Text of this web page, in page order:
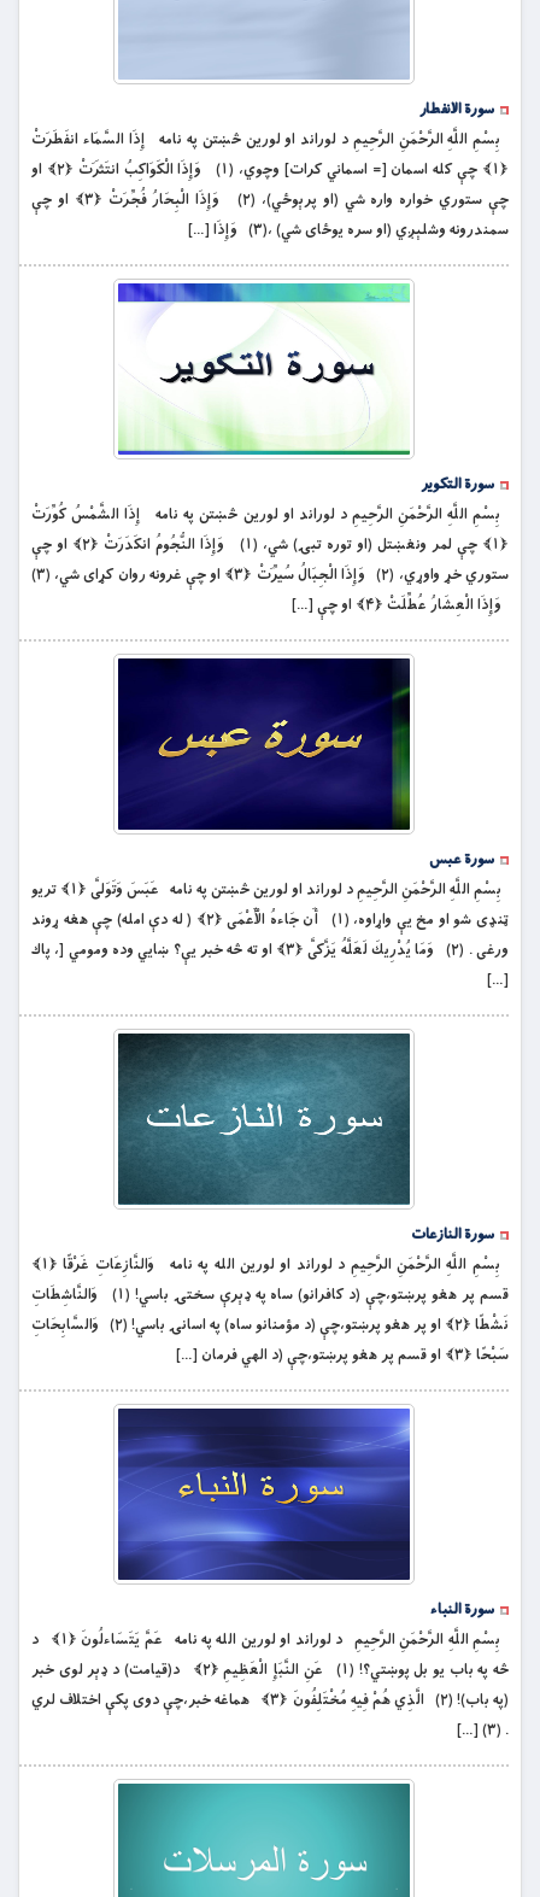
سورة الانفطار
بِسْمِ اللَّهِ الرَّحْمَنِ الرَّحِيمِ د لوراند او لورین څښتن په نامه إِذَا السَّمَاء انفَطَرَتْ
﴿۱﴾ چې کله اسمان [= اسماني كرات] وچوي، (۱) وَإِذَا الْكَوَاكِبُ انتَثَرَتْ ﴿۲﴾ او
چې ستوري خواره واره شي (او پرېوځي)، (۲) وَإِذَا الْبِحَارُ فُجِّرَتْ ﴿۳﴾ او چې
سمندرونه وشلېږي (او سره يوځاى شي) ،(۳) وَإِذَا […]
سورة التکویر
بِسْمِ اللَّهِ الرَّحْمَنِ الرَّحِيمِ د لوراند او لورین څښتن په نامه إِذَا الشَّمْسُ كُوِّرَتْ
﴿۱﴾ چې لمر ونغښتل (او توره تبۍ) شي، (۱) وَإِذَا النُّجُومُ انكَدَرَتْ ﴿۲﴾ او چې
ستوري خړ واوړي، (۲) وَإِذَا الْجِبَالُ سُيِّرَتْ ﴿۳﴾ او چې غرونه روان کړای شي، (۳)
وَإِذَا الْعِشَارُ عُطِّلَتْ ﴿۴﴾ او چې […]
سورة عبس
بِسْمِ اللَّهِ الرَّحْمَنِ الرَّحِيمِ د لوراند او لورین څښتن په نامه عَبَسَ وَتَوَلَّى ﴿۱﴾ تريو
ټنډى شو او مخ يې واړاوه، (۱) أَن جَاءهُ الْأَعْمَى ﴿۲﴾ ( له دې امله) چې هغه ړوند
ورغى . (۲) وَمَا يُدْرِيكَ لَعَلَّهُ يَزَّكَّى ﴿۳﴾ او ته څه خبر یې؟ ښايي وده ومومي [، پاك
[…]
سورة النازعات
بِسْمِ اللَّهِ الرَّحْمَنِ الرَّحِيمِ د لوراند او لورین الله په نامه وَالنَّازِعَاتِ غَرْقًا ﴿۱﴾
قسم پر هغو پرښتو،چې (د کافرانو) ساه په ډېرې سختۍ باسي! (۱) وَالنَّاشِطَاتِ
نَشْطًا ﴿۲﴾ او پر هغو پرښتو،چې (د مؤمنانو ساه) په اسانۍ باسي! (۲) وَالسَّابِحَاتِ
سَبْحًا ﴿۳﴾ او قسم پر هغو پرښتو،چې (د الهي فرمان […]
سورة النباء
بِسْمِ اللَّهِ الرَّحْمَنِ الرَّحِيمِ د لوراند او لورین الله په نامه عَمَّ يَتَسَاءلُونَ ﴿۱﴾ د
څه په باب يو بل پوښتي؟! (۱) عَنِ النَّبَإِ الْعَظِيمِ ﴿۲﴾ د(قيامت) د ډېر لوى خبر
(په باب)! (۲) الَّذِي هُمْ فِيهِ مُخْتَلِفُونَ ﴿۳﴾ هماغه خبر،چې دوی پکې اختلاف لري
. (۳) […]